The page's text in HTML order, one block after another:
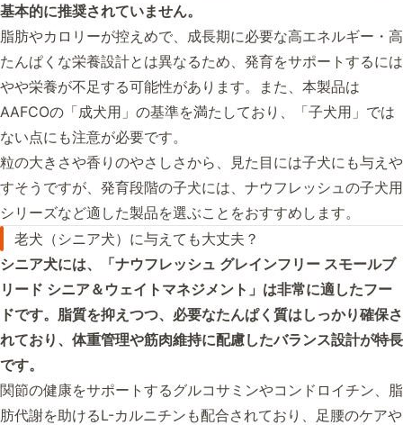
基本的に推奨されていません。
脂肪やカロリーが控えめで、成長期に必要な高エネルギー・高
たんぱくな栄養設計とは異なるため、発育をサポートするには
やや栄養が不足する可能性があります。また、本製品は
AAFCOの「成犬用」の基準を満たしており、「子犬用」では
ない点にも注意が必要です。
粒の大きさや香りのやさしさから、見た目には子犬にも与えや
すそうですが、発育段階の子犬には、ナウフレッシュの子犬用
シリーズなど適した製品を選ぶことをおすすめします。
老犬（シニア犬）に与えても大丈夫？
シニア犬には、「ナウフレッシュ グレインフリー スモールブ
リード シニア＆ウェイトマネジメント」は非常に適したフー
ドです。脂質を抑えつつ、必要なたんぱく質はしっかり確保さ
れており、体重管理や筋肉維持に配慮したバランス設計が特長
です。
関節の健康をサポートするグルコサミンやコンドロイチン、脂
肪代謝を助けるL-カルニチンも配合されており、足腰のケアや